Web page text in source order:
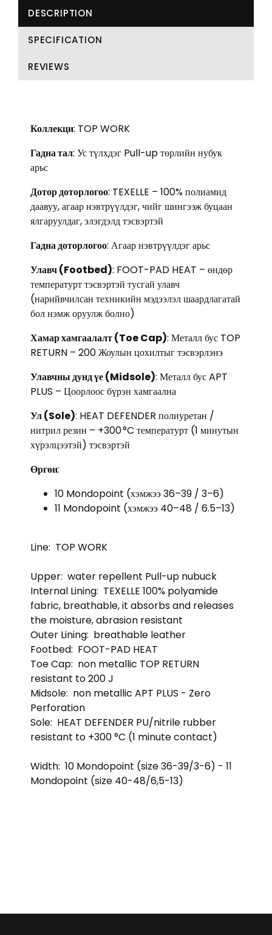
DESCRIPTION
SPECIFICATION
REVIEWS
Коллекци: TOP WORK
Гадна тал: Ус түлхдэг Pull-up төрлийн нубук
арьс
Дотор доторлогоо: TEXELLE – 100% полиамид
даавуу, агаар нэвтрүүлдэг, чийг шингээж буцаан
ялгаруулдаг, элэгдэлд тэсвэртэй
Гадна доторлогоо: Агаар нэвтрүүлдэг арьс
Улавч (Footbed): FOOT-PAD HEAT – өндөр
температурт тэсвэртэй тусгай улавч
(нарийвчилсан техникийн мэдээлэл шаардлагатай
бол нэмж оруулж болно)
Хамар хамгаалалт (Toe Cap): Металл бус TOP
RETURN – 200 Жоулын цохилтыг тэсвэрлэнэ
Улавчны дунд үе (Midsole): Металл бус APT
PLUS – Цоорлоос бүрэн хамгаална
Ул (Sole): HEAT DEFENDER полиуретан /
нитрил резин – +300 °C температурт (1 минутын
хүрэлцээтэй) тэсвэртэй
Өргөн:
10 Mondopoint (хэмжээ 36–39 / 3–6)
11 Mondopoint (хэмжээ 40–48 / 6.5–13)
Line: TOP WORK
Upper: water repellent Pull-up nubuck
Internal Lining: TEXELLE 100% polyamide
fabric, breathable, it absorbs and releases
the moisture, abrasion resistant
Outer Lining: breathable leather
Footbed: FOOT-PAD HEAT
Toe Cap: non metallic TOP RETURN
resistant to 200 J
Midsole: non metallic APT PLUS - Zero
Perforation
Sole: HEAT DEFENDER PU/nitrile rubber
resistant to +300 °C (1 minute contact)
Width: 10 Mondopoint (size 36-39/3-6) - 11
Mondopoint (size 40-48/6,5-13)